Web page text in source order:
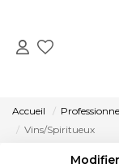
Accueil
Vins/Spiritueux